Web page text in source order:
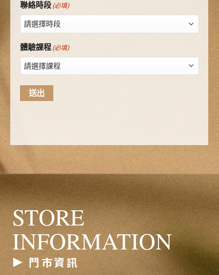
聯絡時段 (必填)
體驗課程 (必填)
STORE
INFORMATION
門市資訊